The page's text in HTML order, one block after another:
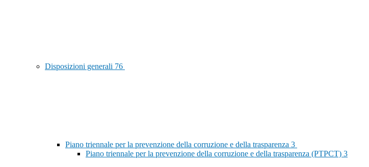
Disposizioni generali 76
Piano triennale per la prevenzione della corruzione e della trasparenza 3
Piano triennale per la prevenzione della corruzione e della trasparenza (PTPCT) 3